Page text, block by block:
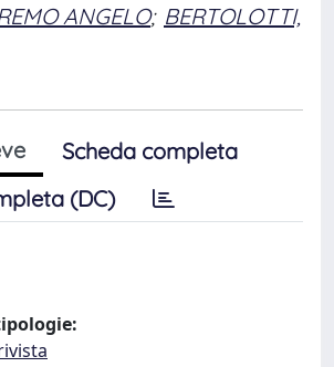
ANGELO; BERTOLOTTI,
Scheda completa
(DC)